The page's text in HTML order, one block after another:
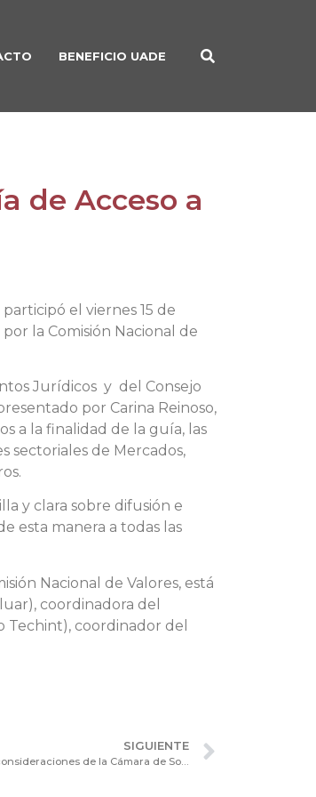
BENEFICIO UADE
de Acceso a
el viernes 15 de
la Comisión Nacional de
Jurídicos y del Consejo
por Carina Reinoso,
a la finalidad de la guía, las
sectoriales de Mercados,
y clara sobre difusión e
esta manera a todas las
Nacional de Valores, está
coordinadora del
Techint), coordinador del
SIGUIENTE
NORMAS DE ACCESO A LA OFERTA PÚBLICA: aportes y consideraciones de la Cámara de Sociedades